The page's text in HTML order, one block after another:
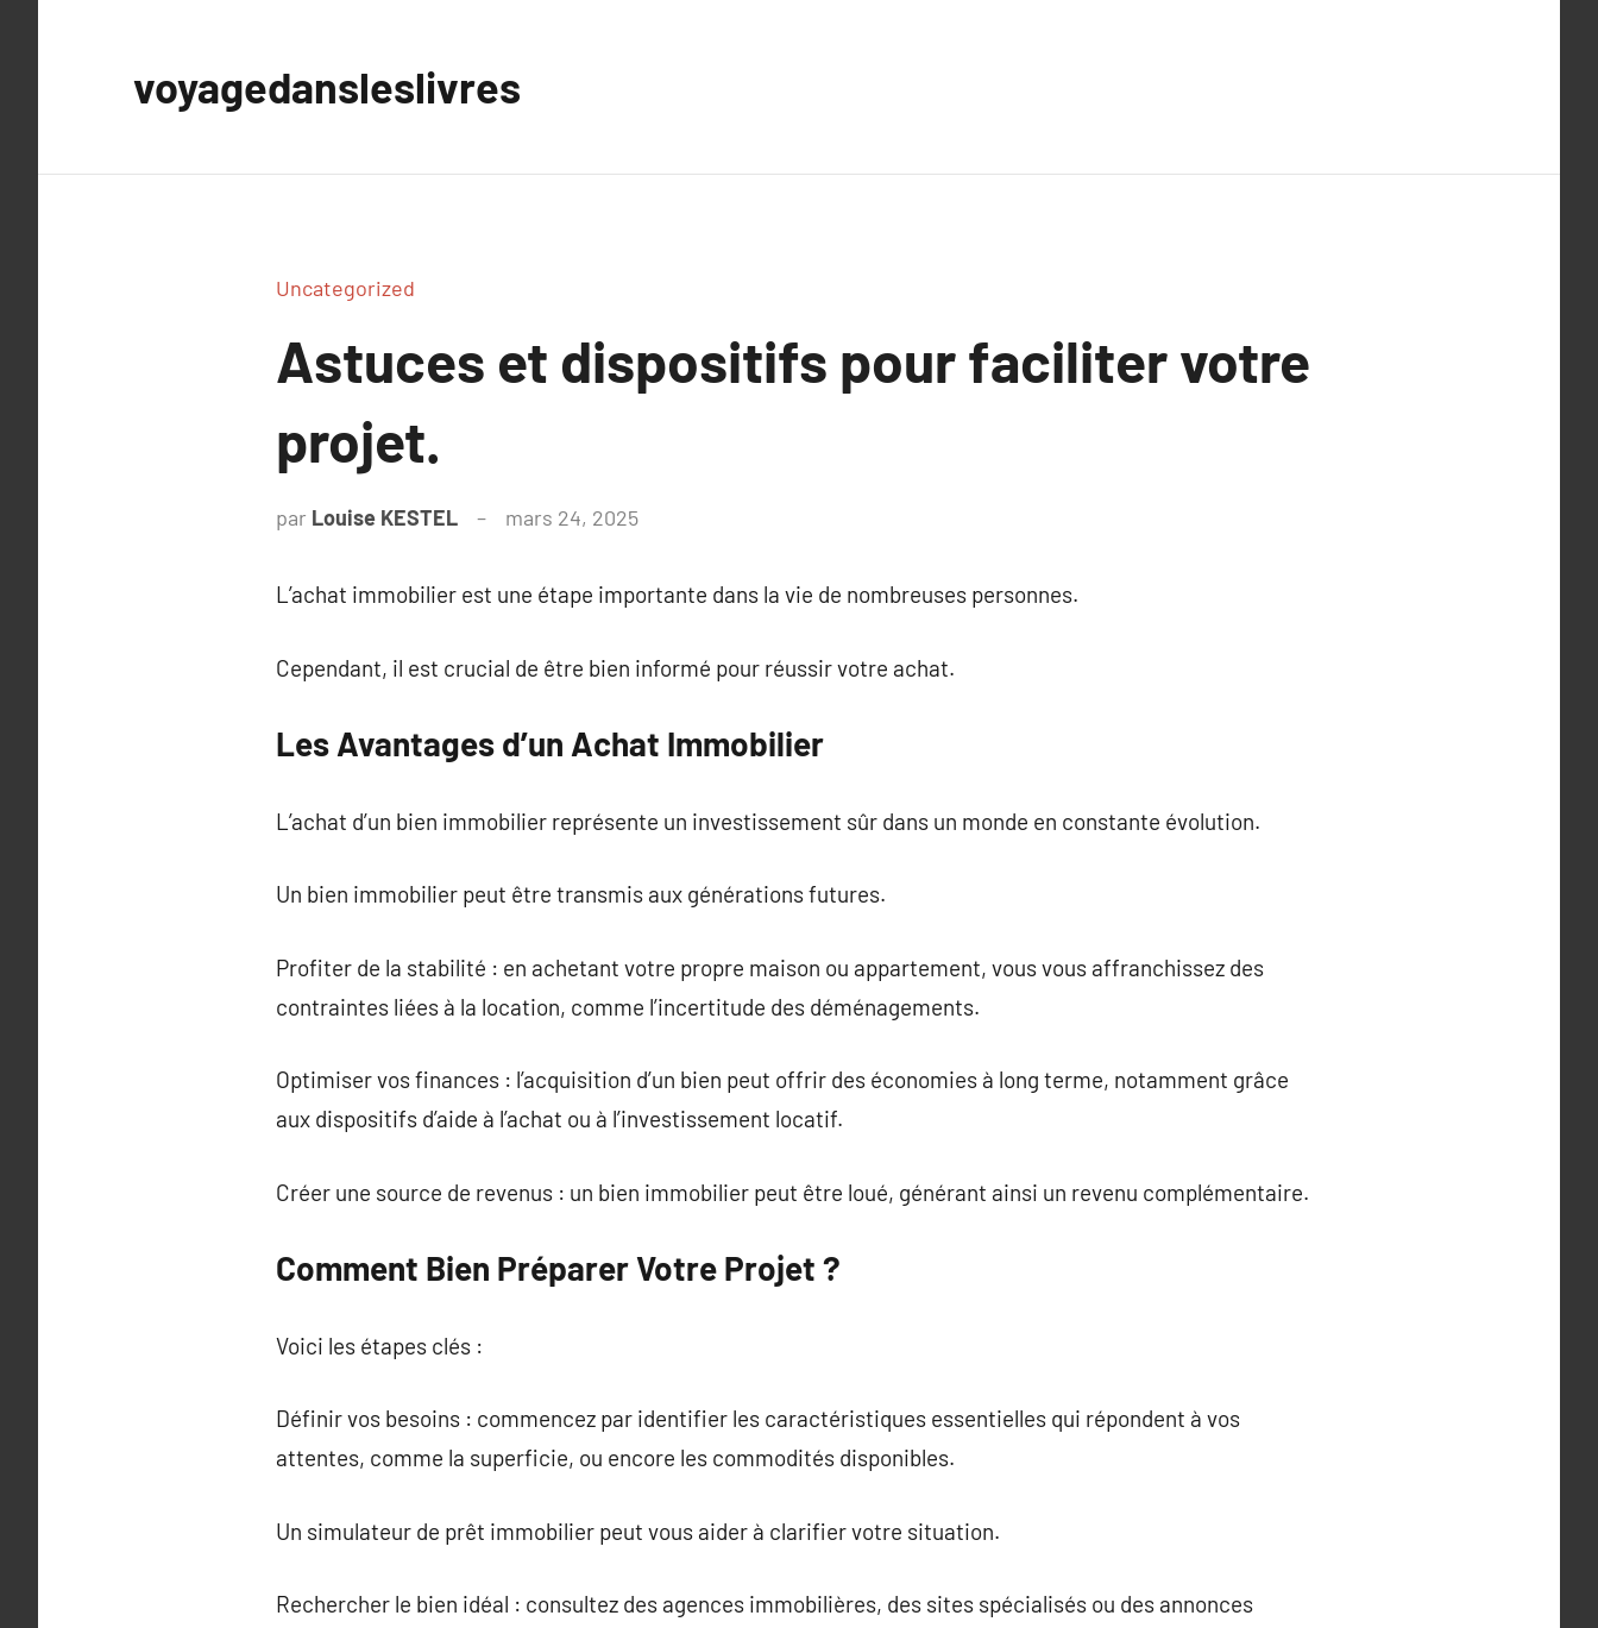
voyagedansleslivres
Uncategorized
Astuces et dispositifs pour faciliter votre
projet.
par Louise KESTEL mars 24, 2025
L’achat immobilier est une étape importante dans la vie de nombreuses personnes.
Cependant, il est crucial de être bien informé pour réussir votre achat.
Les Avantages d’un Achat Immobilier
L’achat d’un bien immobilier représente un investissement sûr dans un monde en constante évolution.
Un bien immobilier peut être transmis aux générations futures.
Profiter de la stabilité : en achetant votre propre maison ou appartement, vous vous affranchissez des
contraintes liées à la location, comme l’incertitude des déménagements.
Optimiser vos finances : l’acquisition d’un bien peut offrir des économies à long terme, notamment grâce
aux dispositifs d’aide à l’achat ou à l’investissement locatif.
Créer une source de revenus : un bien immobilier peut être loué, générant ainsi un revenu complémentaire.
Comment Bien Préparer Votre Projet ?
Voici les étapes clés :
Définir vos besoins : commencez par identifier les caractéristiques essentielles qui répondent à vos
attentes, comme la superficie, ou encore les commodités disponibles.
Un simulateur de prêt immobilier peut vous aider à clarifier votre situation.
Rechercher le bien idéal : consultez des agences immobilières, des sites spécialisés ou des annonces